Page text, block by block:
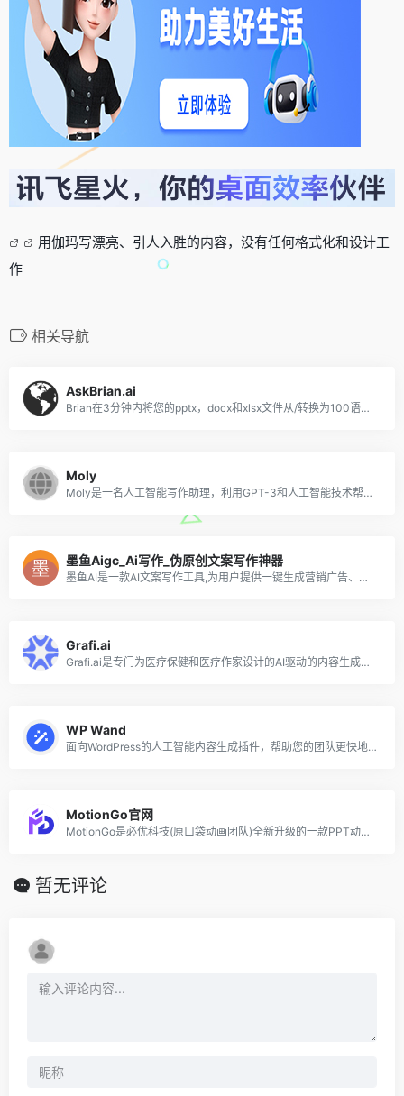
用伽玛写漂亮、引人入胜的内容，没有任何格式化和设计工
作
相关导航
AskBrian.ai
Brian在3分钟内将您的pptx，docx和xlsx文件从/转换为100语言，同时保持格式!
Moly
Moly是一名人工智能写作助理，利用GPT-3和人工智能技术帮助个人和团队加速生成内容
墨鱼Aigc_Ai写作_伪原创文案写作神器
墨鱼AI是一款AI文案写作工具,为用户提供一键生成营销广告、文案、原创文章等写作服务。
Grafi.ai
Grafi.ai是专门为医疗保健和医疗作家设计的AI驱动的内容生成工具。
WP Wand
面向WordPress的人工智能内容生成插件，帮助您的团队更快地创建高质量的内容
MotionGo官网
MotionGo是必优科技(原口袋动画团队)全新升级的一款PPT动画插件,兼容WPS和office软件,轻量级产品,让PPT动效表达更专业。原创商用PPT动画,
暂无评论